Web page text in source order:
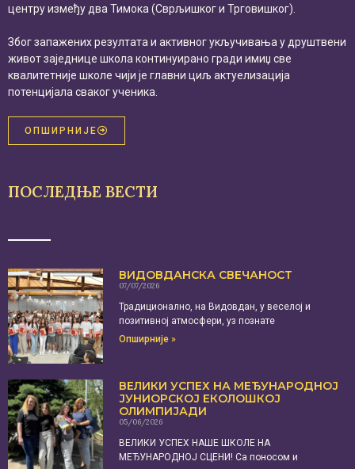
центру између два Тимока (Сврљишког и Трговишког).
Због запажених резултата и активног укључивања у друштвени
живот заједнице школа континуирано гради имиџ све
квалитетније школе чији је главни циљ актуелизација
потенцијала сваког ученика.
ОПШИРНИЈЕ
ПОСЛЕДЊЕ ВЕСТИ
ВИДОВДАНСКА СВЕЧАНОСТ
07/07/2026
Традиционално, на Видовдан, у веселој и
позитивној атмосфери, уз познате
Опширније »
ВЕЛИКИ УСПЕХ НА МЕЂУНАРОДНОЈ
ЈУНИОРСКОЈ ЕКОЛОШКОЈ
ОЛИМПИЈАДИ
05/06/2026
ВЕЛИКИ УСПЕХ НАШЕ ШКОЛЕ НА
МЕЂУНАРОДНОЈ СЦЕНИ! Са поносом и